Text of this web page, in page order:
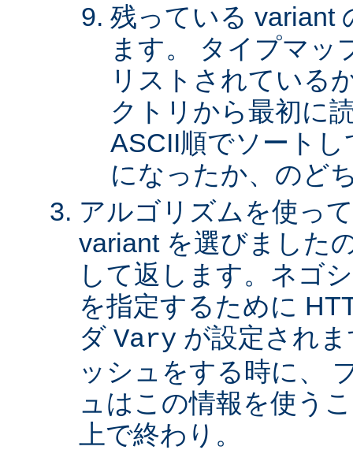
残っている variant
ます。 タイプマッ
リストされている
クトリから最初に
ASCII順でソート
になったか、のど
アルゴリズムを使っ
variant を選びました
して返します。ネゴ
を指定するために
ダ Vary が設定され
ッシュをする時に、
ュはこの情報を使う
上で終わり。